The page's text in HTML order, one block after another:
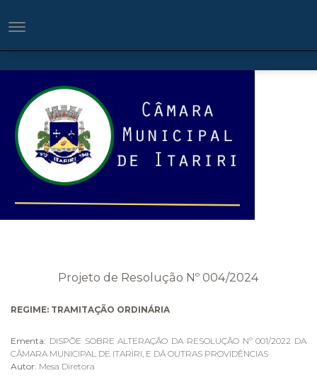
Projeto de Resolução Nº 004/2024
REGIME: TRAMITAÇÃO ORDINÁRIA
Ementa: DISPÕE SOBRE ALTERAÇÃO DA RESOLUÇÃO Nº 001/2022 DA
CÂMARA MUNICIPAL DE ITARIRI, E DÁ OUTRAS PROVIDÊNCIAS
Autor: Mesa Diretora